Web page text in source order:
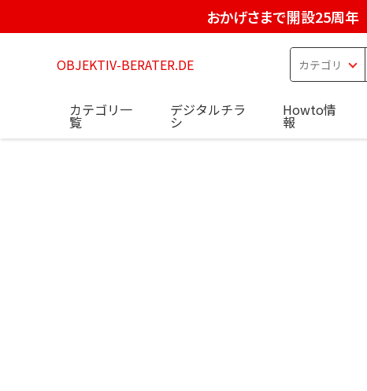
おかげさまで開設25周年
OBJEKTIV-BERATER.DE
カテゴリ一
覧
デジタルチラ
シ
Howto情
報